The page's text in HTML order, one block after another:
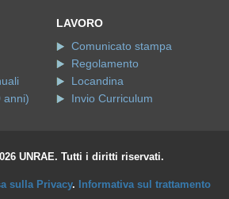
anni)
LAVORO
Comunicato stampa
Regolamento
Locandina
Invio Curriculum
UNRAE. Tutti i diritti riservati.
sulla Privacy. Informativa sul trattamento